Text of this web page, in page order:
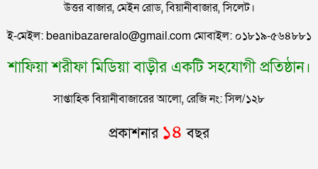
সিলেটে সড়ক দুর্ঘটনায় প্রাণ গেল যুবকের
ইউনূসকে সঙ্গে নিয়ে জুলাই স্মৃতি জাদুঘর উদ্বোধন করলেন
উত্তর বাজার, মেইন রোড, বিয়ানীবাজার, সিলেট।
ই-মেইল: beanibazareralo@gmail.com মোবাইল: ০১৮১৯-৫৬৪৮৮১
শাফিয়া শরীফা মিডিয়া বাড়ীর একটি সহযোগী প্রতিষ্ঠান।
সাপ্তাহিক বিয়ানীবাজারের আলো, রেজি নং: সিল/১২৮
প্রকাশনার ১৪ বছর